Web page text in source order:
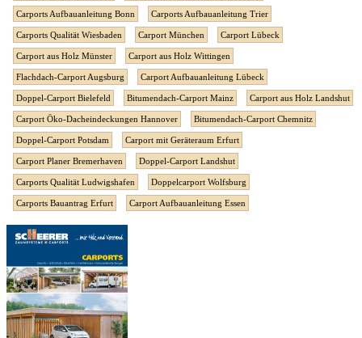
Carports Aufbauanleitung Bonn Carports Aufbauanleitung Trier
Carports Qualität Wiesbaden Carport München Carport Lübeck
Carport aus Holz Münster Carport aus Holz Wittingen
Flachdach-Carport Augsburg Carport Aufbauanleitung Lübeck
Doppel-Carport Bielefeld Bitumendach-Carport Mainz Carport aus Holz Landshut
Carport Öko-Dacheindeckungen Hannover Bitumendach-Carport Chemnitz
Doppel-Carport Potsdam Carport mit Geräteraum Erfurt
Carport Planer Bremerhaven Doppel-Carport Landshut
Carports Qualität Ludwigshafen Doppelcarport Wolfsburg
Carports Bauantrag Erfurt Carport Aufbauanleitung Essen